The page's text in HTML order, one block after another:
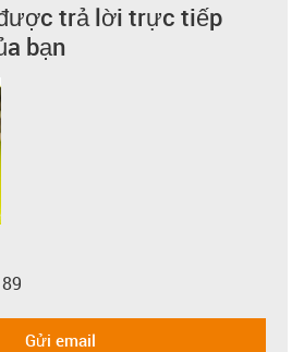
trả lời trực tiếp
bạn
Gửi email